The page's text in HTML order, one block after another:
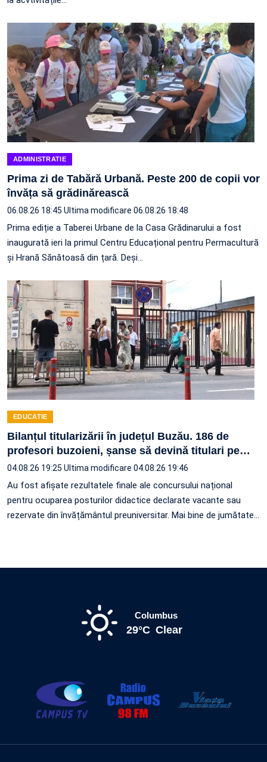
ADMINISTRATIE
Prima zi de Tabără Urbană. Peste 200 de copii vor
învăța să grădinărească
06.08.26 18:45 Ultima modificare 06.08.26 18:48
Prima ediție a Taberei Urbane de la Casa Grădinarului a fost
inaugurată ieri la primul Centru Educațional pentru Permacultură
și Hrană Sănătoasă din țară. Deși…
EDUCATIE
Bilanțul titularizării în județul Buzău. 186 de
profesori buzoieni, șanse să devină titulari pe…
04.08.26 19:25 Ultima modificare 04.08.26 19:46
Au fost afișate rezultatele finale ale concursului național
pentru ocuparea posturilor didactice declarate vacante sau
rezervate din învățământul preuniversitar. Mai bine de jumătate…
Columbus
29°C Clear